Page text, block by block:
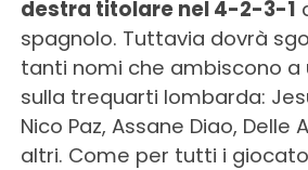
destra titolare nel 4-2-3-1
spagnolo. Tuttavia dovrà
tanti nomi che ambiscono a
sulla trequarti lombarda:
Nico Paz, Assane Diao, Delle
altri. Come per tutti i